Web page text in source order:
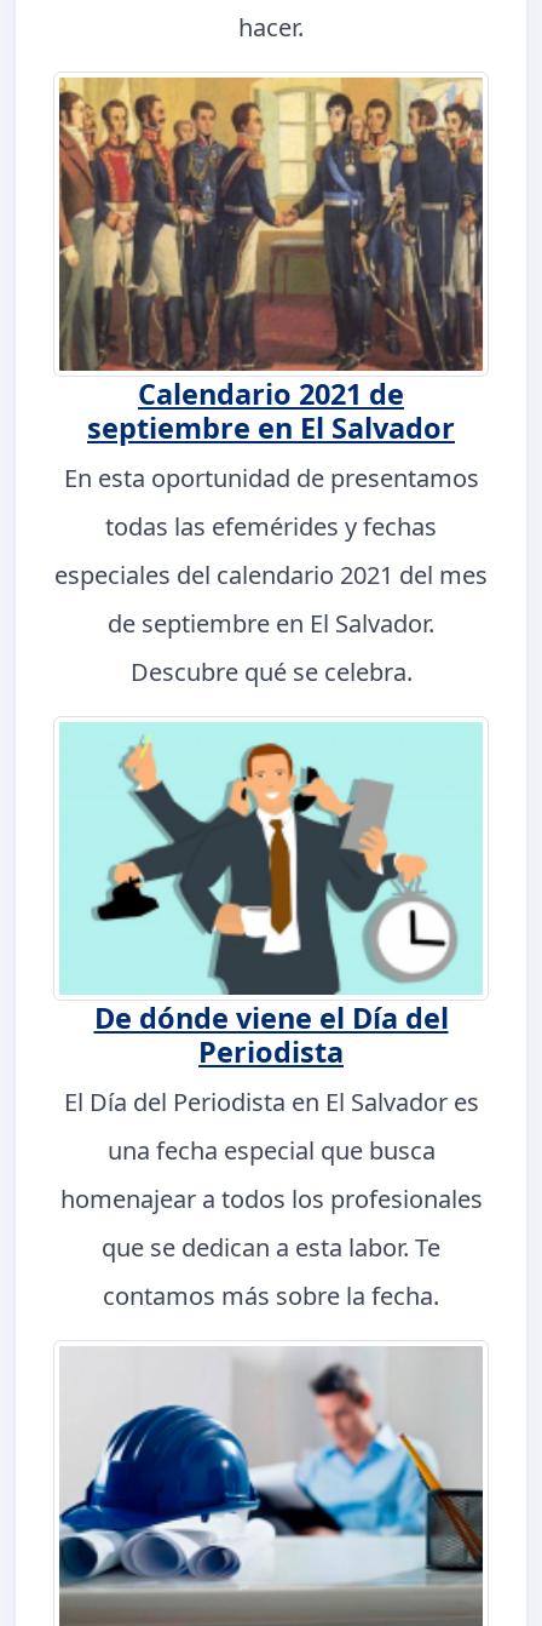
hacer.
Calendario 2021 de
septiembre en El Salvador
En esta oportunidad de presentamos
todas las efemérides y fechas
especiales del calendario 2021 del mes
de septiembre en El Salvador.
Descubre qué se celebra.
De dónde viene el Día del
Periodista
El Día del Periodista en El Salvador es
una fecha especial que busca
homenajear a todos los profesionales
que se dedican a esta labor. Te
contamos más sobre la fecha.